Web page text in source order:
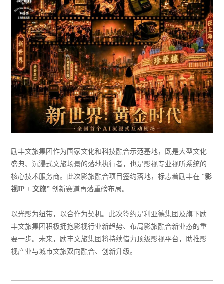
励丰文旅集团作为国家文化和科技融合示范基地，既是大型文化
盛典、沉浸式文旅场景的落地执行者，也是影视专业视听系统的
核心技术服务商。此次影旅融合项目签约落地，标志着励丰在 “影
视IP + 文旅” 创新赛道再落重磅布局。
以光影为纽带，以合作为契机。此次签约是利亚德集团及旗下励
丰文旅集团积极拥抱影视行业新趋势、布局影旅融合新业态的重
要一步。未来，励丰文旅集团将持续借力顶级影视平台，助推影
视产业与城市文旅双向融合、创新升级。